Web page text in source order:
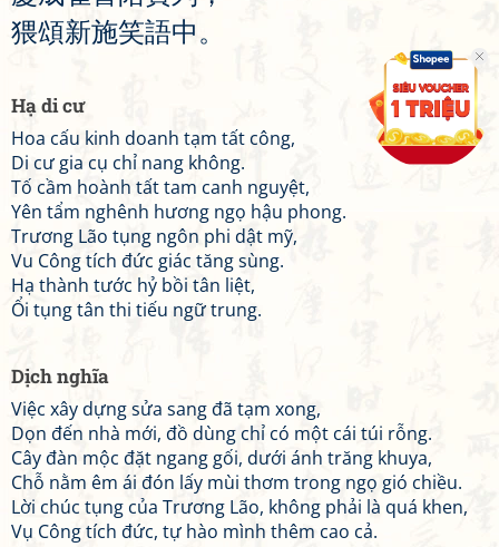
猥頌新施笑語中。
Hạ di cư
Hoa cấu kinh doanh tạm tất công,
Di cư gia cụ chỉ nang không.
Tố cầm hoành tất tam canh nguyệt,
Yên tẩm nghênh hương ngọ hậu phong.
Trương Lão tụng ngôn phi dật mỹ,
Vu Công tích đức giác tăng sùng.
Hạ thành tước hỷ bồi tân liệt,
Ổi tụng tân thi tiếu ngữ trung.
Dịch nghĩa
Việc xây dựng sửa sang đã tạm xong,
Dọn đến nhà mới, đồ dùng chỉ có một cái túi rỗng.
Cây đàn mộc đặt ngang gối, dưới ánh trăng khuya,
Chỗ nằm êm ái đón lấy mùi thơm trong ngọ gió chiều.
Lời chúc tụng của Trương Lão, không phải là quá khen,
Vụ Công tích đức, tự hào mình thêm cao cả.